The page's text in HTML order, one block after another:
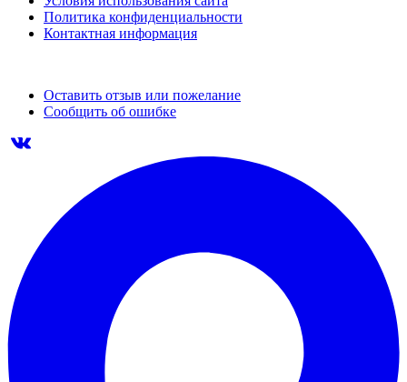
Политика конфиденциальности
Контактная информация
Оставить отзыв или пожелание
Сообщить об ошибке